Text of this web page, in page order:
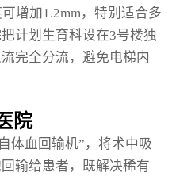
增加1.2mm，特别适合多
计划生育科设在3号楼独
完全分流，避免电梯内
院
体血回输机”，将术中吸
输给患者，既解决稀有